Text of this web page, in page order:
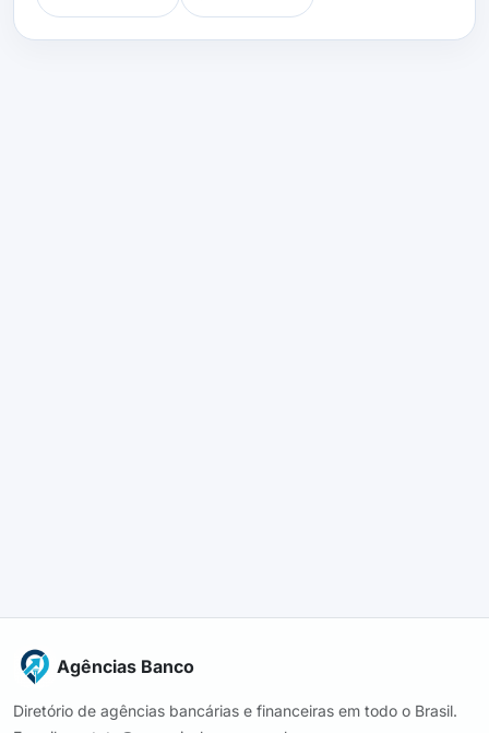
Agências Banco
Diretório de agências bancárias e financeiras em todo o Brasil.